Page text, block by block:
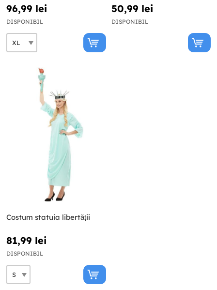
96,99 lei
DISPONIBIL
50,99 lei
DISPONIBIL
Costum statuia libertății
81,99 lei
DISPONIBIL